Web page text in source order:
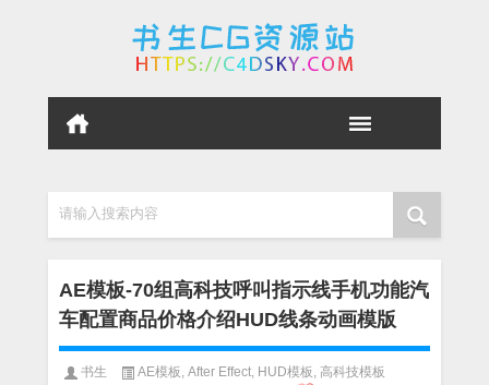
请输入搜索内容
AE模板-70组高科技呼叫指示线手机功能汽
车配置商品价格介绍HUD线条动画模版
书生 AE模板 After Effect HUD模板 高科技模板